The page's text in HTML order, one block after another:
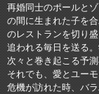
再婚同士のポールと
の間に生まれた子を
のレストランを切り
追われる毎日を送る
次々と巻き起こる予
それでも、愛とユー
危機が訪れた時、バ